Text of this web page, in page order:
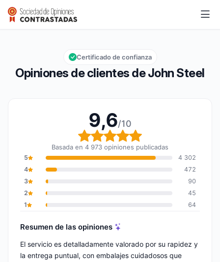
John Steel
Calificación global: 9,6 de 10
9,6/10
Opiniones de clientes de John Steel
Certificado de confianza
9,6/10
Calificación global: 9,6
Basada en 4 973 opiniones publicadas
5
4 302
4
472
3
90
2
45
1
64
Resumen de las opiniones
El servicio es detalladamente valorado por su rapidez y
la entrega puntual, con embalajes cuidadosos que